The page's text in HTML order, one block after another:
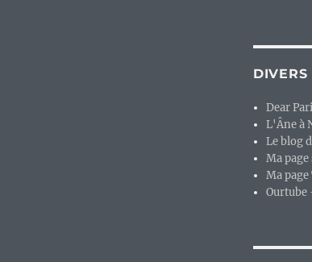
DIVERS
Dear
L'Âne à
Le blog
Ma
Ma page
Ourtube